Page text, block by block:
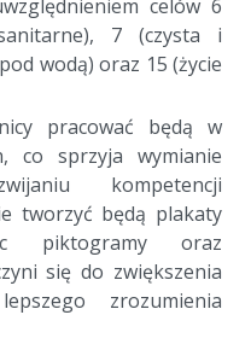
celów 6
7 (czysta i
wodą) oraz 15 (życie
pracować będą w
co sprzyja wymianie
kompetencji
tworzyć będą plakaty
piktogramy oraz
się do zwiększenia
zrozumienia